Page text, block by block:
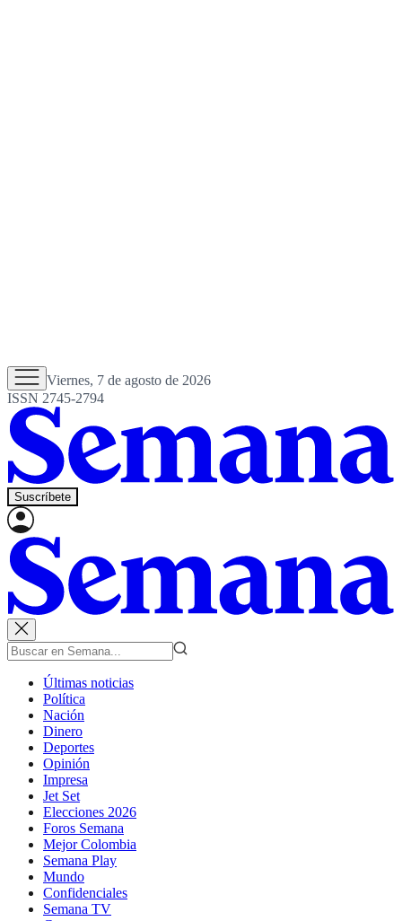
Viernes, 7 de agosto de 2026
ISSN 2745-2794
Suscríbete
Últimas noticias
Política
Nación
Dinero
Deportes
Opinión
Impresa
Jet Set
Elecciones 2026
Foros Semana
Mejor Colombia
Semana Play
Mundo
Confidenciales
Semana TV